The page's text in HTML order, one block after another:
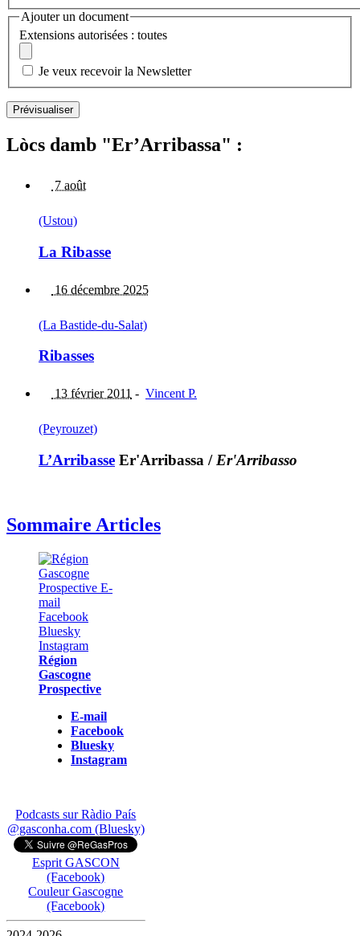
Ajouter un document
Extensions autorisées : toutes
Je veux recevoir la Newsletter
Lòcs damb "Er’Arribassa" :
7 août
(Ustou)
La Ribasse
16 décembre 2025
(La Bastide-du-Salat)
Ribasses
13 février 2011 - Vincent P.
(Peyrouzet)
L’Arribasse Er'Arribassa / Er'Arribasso
Sommaire Articles
Région
Gascogne
Prospective
E-mail
Facebook
Bluesky
Instagram
Podcasts sur Ràdio País
@gasconha.com (Bluesky)
Esprit GASCON
(Facebook)
Couleur Gascogne
(Facebook)